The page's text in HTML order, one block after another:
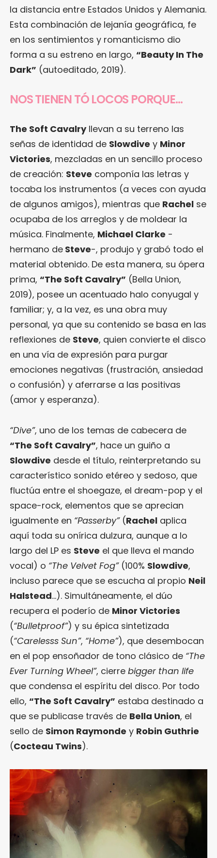
la distancia entre Estados Unidos y Alemania.
Esta combinación de lejanía geográfica, fe
en los sentimientos y romanticismo dio
forma a su estreno en largo, “Beauty In The
Dark” (autoeditado, 2019).
NOS TIENEN TÓ LOCOS PORQUE…
The Soft Cavalryllevan a su terreno las
señas de identidad de Slowdive y Minor
Victories, mezcladas en un sencillo proceso
de creación: Steve componía las letras y
tocaba los instrumentos (a veces con ayuda
de algunos amigos), mientras que Rachel se
ocupaba de los arreglos y de moldear la
música. Finalmente, Michael Clarke -
hermano de Steve-, produjo y grabó todo el
material obtenido. De esta manera, su ópera
prima, “The Soft Cavalry” (Bella Union,
2019), posee un acentuado halo conyugal y
familiar; y, a la vez, es una obra muy
personal, ya que su contenido se basa en las
reflexiones de Steve, quien convierte el disco
en una vía de expresión para purgar
emociones negativas (frustración, ansiedad
o confusión) y aferrarse a las positivas
(amor y esperanza).
“Dive”, uno de los temas de cabecera de
“The Soft Cavalry”, hace un guiño a
Slowdive desde el título, reinterpretando su
característico sonido etéreo y sedoso, que
fluctúa entre el shoegaze, el dream-pop y el
space-rock, elementos que se aprecian
igualmente en “Passerby”(Rachel aplica
aquí toda su onírica dulzura, aunque a lo
largo del LP es Steve el que lleva el mando
vocal) o “The Velvet Fog”(100% Slowdive,
incluso parece que se escucha al propio Neil
Halstead…). Simultáneamente, el dúo
recupera el poderío de Minor Victories
(“Bulletproof”) y su épica sintetizada
(“Carelesss Sun”, “Home”), que desembocan
en el pop ensoñador de tono clásico de “The
Ever Turning Wheel”, cierre bigger than life
que condensa el espíritu del disco. Por todo
ello, “The Soft Cavalry” estaba destinado a
que se publicase través de Bella Union, el
sello de Simon Raymonde y Robin Guthrie
(Cocteau Twins).